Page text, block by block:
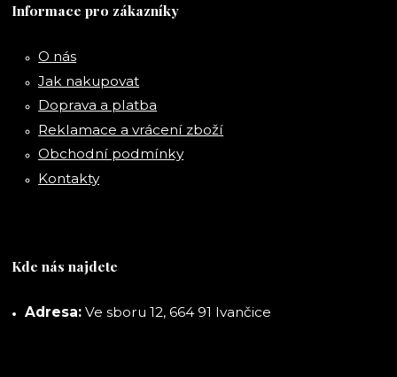
Informace pro zákazníky
O nás
Jak nakupovat
Doprava a platba
Reklamace a vrácení zboží
Obchodní podmínky
Kontakty
Kde nás najdete
Adresa: Ve sboru 12, 664 91 Ivančice